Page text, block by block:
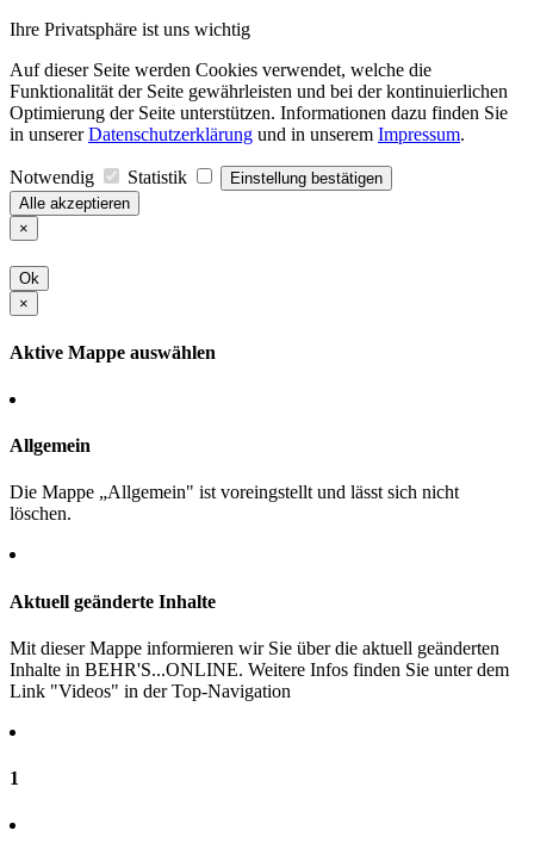
Ihre Privatsphäre ist uns wichtig
Auf dieser Seite werden Cookies verwendet, welche die
Funktionalität der Seite gewährleisten und bei der kontinuierlichen
Optimierung der Seite unterstützen. Informationen dazu finden Sie
in unsererDatenschutzerklärung und in unserem Impressum.
Notwendig Statistik
Einstellung bestätigen
Alle akzeptieren
×
Ok
×
Aktive Mappe auswählen
Allgemein
Die Mappe „Allgemein" ist voreingstellt und lässt sich nicht
löschen.
Aktuell geänderte Inhalte
Mit dieser Mappe informieren wir Sie über die aktuell geänderten
Inhalte in BEHR'S...ONLINE. Weitere Infos finden Sie unter dem
Link "Videos" in der Top-Navigation
1